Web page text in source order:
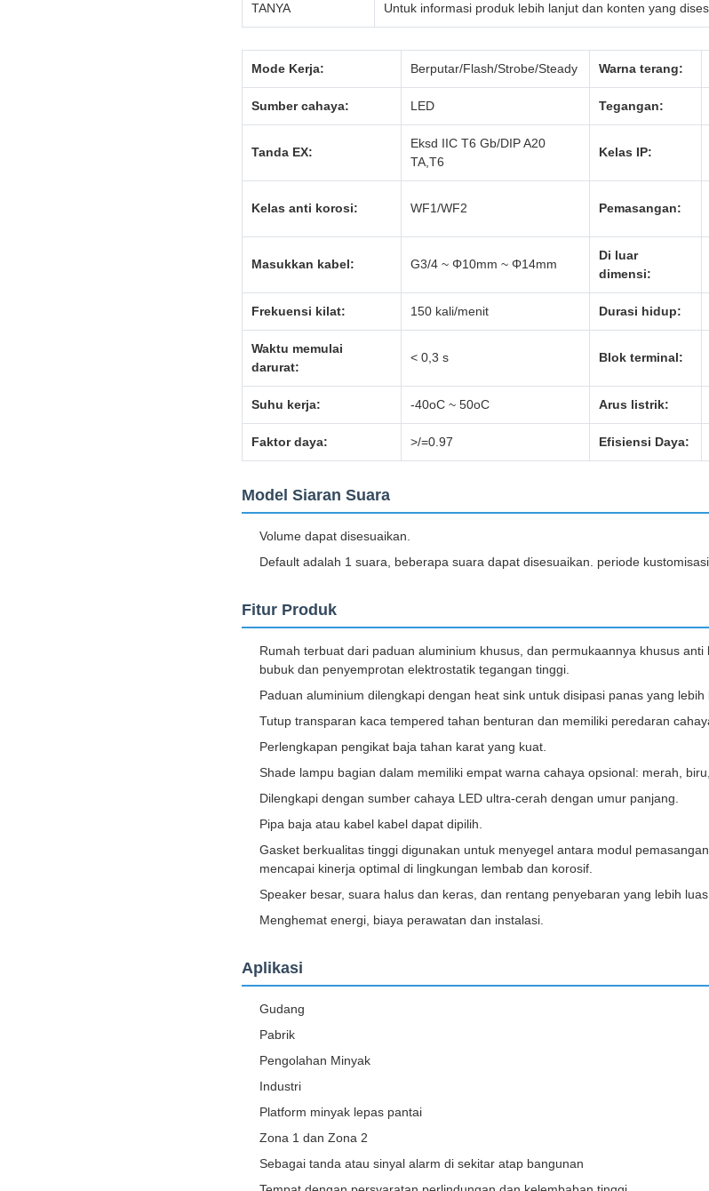
TANYA Untuk informasi produk lebih lanjut dan konten yang
Mode Kerja: Berputar/Flash/Strobe/Steady Warna terang:
Sumber cahaya: LED Tegangan:
Tanda EX:
Eksd IIC T6 Gb/DIP A20
TA,T6
Kelas IP:
Kelas anti korosi: WF1/WF2 Pemasangan:
Masukkan kabel: G3/4 ~ Φ10mm ~ Φ14mm
Di luar
dimensi:
Frekuensi kilat: 150 kali/menit Durasi hidup:
Waktu memulai
darurat:
< 0,3 s Blok terminal:
Suhu kerja: -40oC ~ 50oC Arus listrik:
Faktor daya: >/=0.97 Efisiensi Daya:
Model Siaran Suara
Volume dapat disesuaikan.
Default adalah 1 suara, beberapa suara dapat disesuaikan. periode
Fitur Produk
Rumah terbuat dari paduan aluminium khusus, dan permukaannya khusus
bubuk dan penyemprotan elektrostatik tegangan tinggi.
Paduan aluminium dilengkapi dengan heat sink untuk disipasi panas yang lebih
Tutup transparan kaca tempered tahan benturan dan memiliki peredaran
Perlengkapan pengikat baja tahan karat yang kuat.
Shade lampu bagian dalam memiliki empat warna cahaya opsional: merah,
Dilengkapi dengan sumber cahaya LED ultra-cerah dengan umur panjang.
Pipa baja atau kabel kabel dapat dipilih.
Gasket berkualitas tinggi digunakan untuk menyegel antara modul
mencapai kinerja optimal di lingkungan lembab dan korosif.
Speaker besar, suara halus dan keras, dan rentang penyebaran yang lebih luas.
Menghemat energi, biaya perawatan dan instalasi.
Aplikasi
Gudang
Pabrik
Pengolahan Minyak
Industri
Platform minyak lepas pantai
Zona 1 dan Zona 2
Sebagai tanda atau sinyal alarm di sekitar atap bangunan